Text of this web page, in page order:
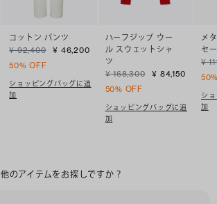
コットン パンツ
¥ 92,400
¥ 46,200
50% OFF
ショッピングバッグに追
加
ハーフジップ ウー
ル スウェットシャ
ツ
¥ 168,300
¥ 84,150
50% OFF
ショッピングバッグに追
加
メ
セ
¥
シ
加
他のアイテムをお探しですか？